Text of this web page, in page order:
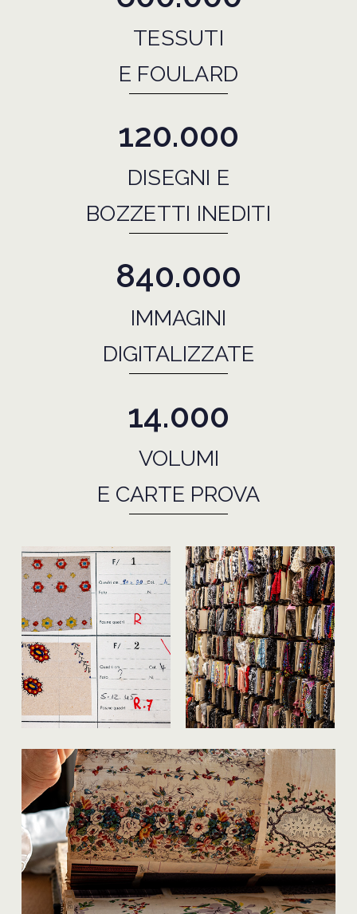
TESSUTI
E FOULARD
120.000
DISEGNI E
BOZZETTI INEDITI
840.000
IMMAGINI
DIGITALIZZATE
14.000
VOLUMI
E CARTE PROVA